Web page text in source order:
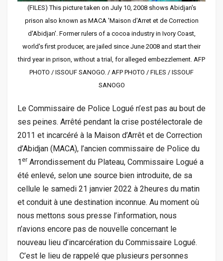
(FILES) This picture taken on July 10, 2008 shows Abidjan's
prison also known as MACA 'Maison d'Arret et de Correction
d'Abidjan'. Former rulers of a cocoa industry in Ivory Coast,
world's first producer, are jailed since June 2008 and start their
third year in prison, without a trial, for alleged embezzlement. AFP
PHOTO / ISSOUF SANOGO. / AFP PHOTO / FILES / ISSOUF
SANOGO
Le Commissaire de Police Logué n’est pas au bout de
ses peines. Arrêté pendant la crise postélectorale de
2011 et incarcéré à la Maison d’Arrêt et de Correction
d’Abidjan (MACA), l’ancien commissaire de Police du
1 er Arrondissement du Plateau, Commissaire Logué a
été enlevé, selon une source bien introduite, de sa
cellule le samedi 21 janvier 2022 à 2heures du matin
et conduit à une destination inconnue. Au moment où
nous mettons sous presse l’information, nous
n’avions encore pas de nouvelle concernant le
nouveau lieu d’incarcération du Commissaire Logué.
C’est le lieu de rappelé que plusieurs personnes